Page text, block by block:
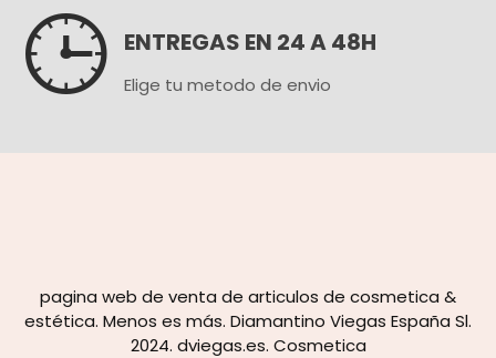
 ENTREGAS EN 24 A 48H
Elige tu metodo de envio
pagina web de venta de articulos de cosmetica &
estética. Menos es más. Diamantino Viegas España Sl.
2024. dviegas.es. Cosmetica